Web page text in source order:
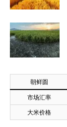
朝鲜圆
市场汇率
大米价格